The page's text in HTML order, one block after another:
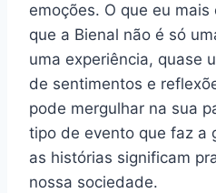
emoções. O que eu
que a Bienal não é só
uma experiência, quase
de sentimentos e
pode mergulhar na sua
tipo de evento que faz a
as histórias significam
nossa sociedade.